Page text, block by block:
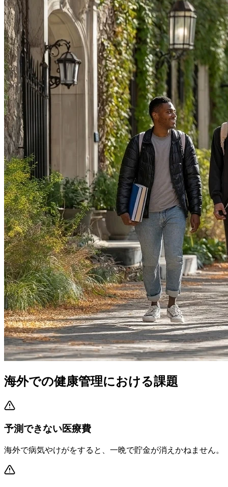
海外での健康管理における課題
予測できない医療費
海外で病気やけがをすると、一晩で貯金が消えかねません。